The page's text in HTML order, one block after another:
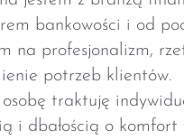
bankowości i od
na profesjonalizm,
potrzeb klientów.
traktuję
i dbałością o komfort